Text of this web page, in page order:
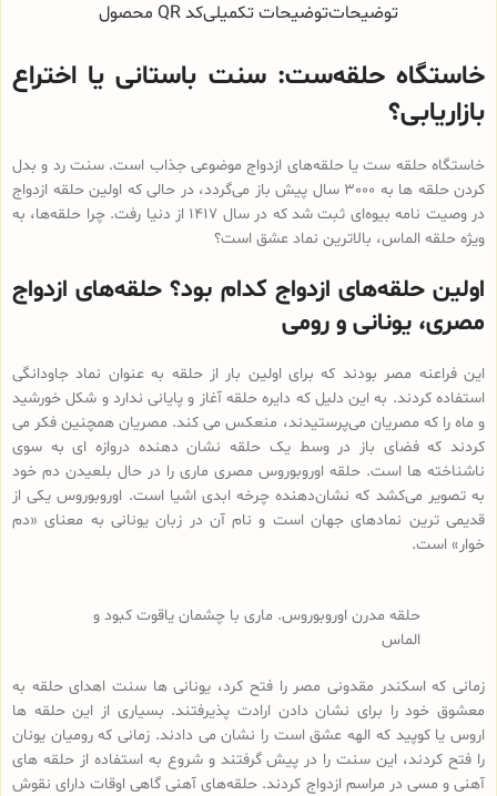
توضیحاتتوضیحات تکمیلیکد QR محصول
خاستگاه حلقه‌ست: سنت باستانی یا اختراع
بازاریابی؟
خاستگاه حلقه ست یا حلقه‌های ازدواج موضوعی جذاب است. سنت رد و بدل
کردن حلقه ها به 3000 سال پیش باز می‌گردد، در حالی که اولین حلقه ازدواج
در وصیت نامه بیوه‌ای ثبت شد که در سال 1417 از دنیا رفت. چرا حلقه‌ها، به
ویژه حلقه الماس، بالاترین نماد عشق است؟
اولین حلقه‌های ازدواج کدام بود؟ حلقه‌های ازدواج
مصری، یونانی و رومی
این فراعنه مصر بودند که برای اولین بار از حلقه به عنوان نماد جاودانگی
استفاده کردند. به این دلیل که دایره حلقه آغاز و پایانی ندارد و شکل خورشید
و ماه را که مصریان می‌پرستیدند، منعکس می کند. مصریان همچنین فکر می
کردند که فضای باز در وسط یک حلقه نشان دهنده دروازه ای به سوی
ناشناخته ها است. حلقه‌ اوروبوروس مصری ماری را در حال بلعیدن دم خود
به تصویر می‌کشد که نشان‌دهنده چرخه ابدی اشیا است. اوروبوروس یکی از
قدیمی ترین نمادهای جهان است و نام آن در زبان یونانی به معنای «دم
خوار» است.
حلقه مدرن اوروبوروس. ماری با چشمان یاقوت کبود و
الماس
زمانی که اسکندر مقدونی مصر را فتح کرد، یونانی ها سنت اهدای حلقه به
معشوق خود را برای نشان دادن ارادت پذیرفتند. بسیاری از این حلقه ها
اروس یا کوپید که الهه عشق است را نشان می دادند. زمانی که رومیان یونان
را فتح کردند، این سنت را در پیش گرفتند و شروع به استفاده از حلقه های
آهنی و مسی در مراسم ازدواج کردند. حلقه‌های آهنی گاهی اوقات دارای نقوش